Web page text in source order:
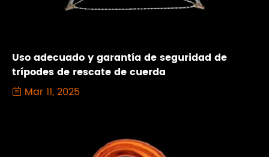
Uso adecuado y garantía de seguridad de
trípodes de rescate de cuerda
 Mar 11, 2025